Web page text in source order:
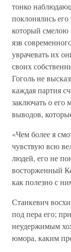
тонко
поклонялись
который смелою
язв
уврачевать их
своих
Гоголь не
каждая партия
заключать о его
выводов,
«Чем более я
чувствую всю
людей, его не
восторженный
как полезно с
Станкевич
под пера его;
неудержимым
юмора, каким